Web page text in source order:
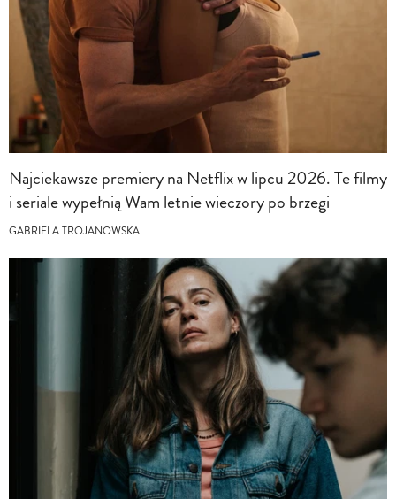
Najciekawsze premiery na Netflix w lipcu 2026. Te filmy
i seriale wypełnią Wam letnie wieczory po brzegi
GABRIELA TROJANOWSKA